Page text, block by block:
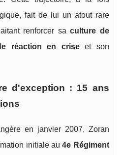
fait de lui un atout rare
renforcer saculture de
réaction en criseet son
d'exception : 15 ans
en janvier 2007, Zoran
initiale au4e Régiment